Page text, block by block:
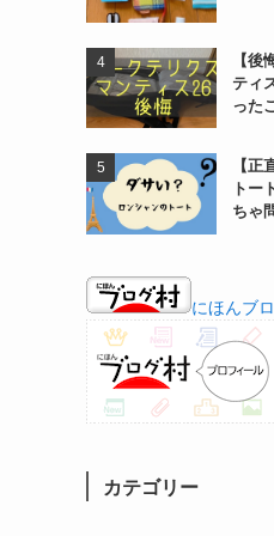
【
ティ
った
【
トー
ちゃ
にほんブ
カテゴリー